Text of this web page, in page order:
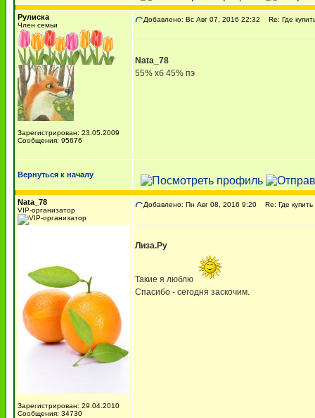
Рулиска
Член семьи
Зарегистрирован: 23.05.2009
Сообщения: 95676
Добавлено: Вс Авг 07, 2016 22:32 Re: Где
Nata_78
55% хб 45% пэ
Вернуться к началу
Nata_78
VIP-организатор
Зарегистрирован: 29.04.2010
Сообщения: 34730
Добавлено: Пн Авг 08, 2016 9:20 Re: Где
Лиза.Ру
Такие я люблю
Спасибо - сегодня заскочим.